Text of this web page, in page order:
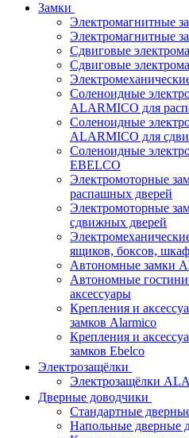
Замки
Электромагнитные
Электромагнитные
Сдвиговые
Сдвиговые
Соленоидные
ALARMICO для
Соленоидные
ALARMICO для
Соленоидные
EBELCO
Электромоторные
распашных дверей
Электромоторные
сдвижных дверей
ящиков, боксов,
Автономные замки
Автономные
аксессуары
Крепления и
замков Alarmico
Крепления и
замков Ebelco
Электрозащёлки
Электрозащёлки
Дверные доводчики
Стандартные
Напольные дверные